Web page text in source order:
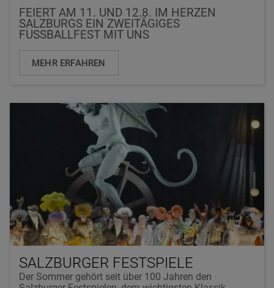
FEIERT AM 11. UND 12.8. IM HERZEN
SALZBURGS EIN ZWEITÄGIGES
FUSSBALLFEST MIT UNS
MEHR ERFAHREN
SALZBURGER FESTSPIELE
Der Sommer gehört seit über 100 Jahren den